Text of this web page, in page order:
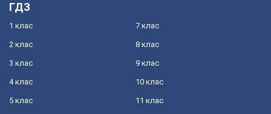
ГДЗ
1 клас
2 клас
3 клас
4 клас
5 клас
7 клас
8 клас
9 клас
10 клас
11 клас